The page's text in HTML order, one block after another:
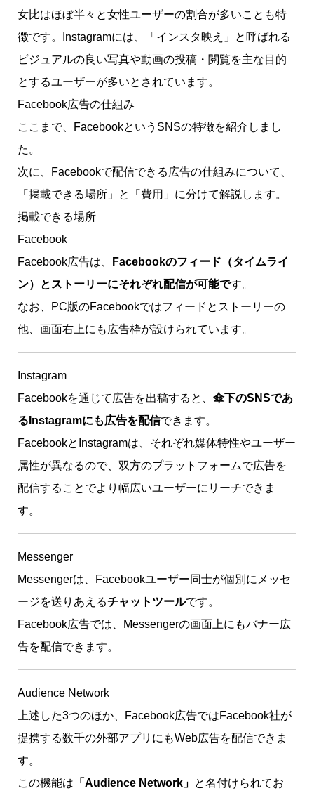
女比はほぼ半々と女性ユーザーの割合が多いことも特
徴です。Instagramには、「インスタ映え」と呼ばれる
ビジュアルの良い写真や動画の投稿・閲覧を主な目的
とするユーザーが多いとされています。
Facebook広告の仕組み
ここまで、FacebookというSNSの特徴を紹介しまし
た。
次に、Facebookで配信できる広告の仕組みについて、
「掲載できる場所」と「費用」に分けて解説します。
掲載できる場所
Facebook
Facebook広告は、
Facebookのフィード（タイムライ
ン）とストーリーにそれぞれ配信が可能です。
なお、PC版のFacebookではフィードとストーリーの
他、画面右上にも広告枠が設けられています。
Instagram
Facebookを通じて広告を出稿すると、 傘下のSNSであ
るInstagramにも広告を配信できます。
FacebookとInstagramは、それぞれ媒体特性やユーザー
属性が異なるので、双方のプラットフォームで広告を
配信することでより幅広いユーザーにリーチできま
す。
Messenger
Messengerは、Facebookユーザー同士が個別にメッセ
ージを送りあえるチャットツールです。
Facebook広告では、Messengerの画面上にもバナー広
告を配信できます。
Audience Network
上述した3つのほか、Facebook広告ではFacebook社が
提携する数千の外部アプリにもWeb広告を配信できま
す。
この機能は 「Audience Network」 と名付けられてお